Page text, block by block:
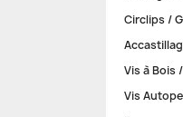
Circlips /
Vis à Bois
Vis